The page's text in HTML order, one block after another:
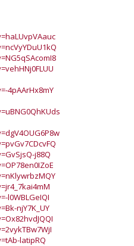
4pAArHx8mY
j88Q
l0WBLGeIQI
njY7K_UY
latipRQ